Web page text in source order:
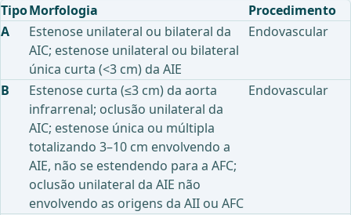
TipoMorfologia
Procedimento
A
Estenose unilateral ou bilateral da
AIC; estenose unilateral ou bilateral
única curta (<3 cm) da AIE
Endovascular
B
Estenose curta (≤3 cm) da aorta
infrarrenal; oclusão unilateral da
AIC; estenose única ou múltipla
totalizando 3–10 cm envolvendo a
AIE, não se estendendo para a AFC;
oclusão unilateral da AIE não
envolvendo as origens da AII ou AFC
Endovascular